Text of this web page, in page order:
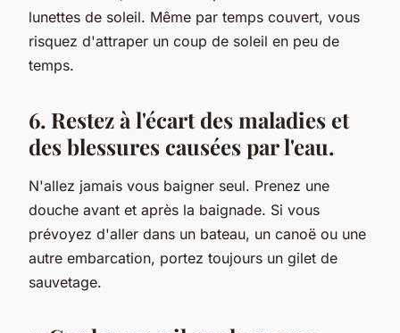
lunettes de soleil. Même par temps couvert, vous
risquez d'attraper un coup de soleil en peu de
temps.
6. Restez à l'écart des maladies et
des blessures causées par l'eau.
N'allez jamais vous baigner seul. Prenez une
douche avant et après la baignade. Si vous
prévoyez d'aller dans un bateau, un canoë ou une
autre embarcation, portez toujours un gilet de
sauvetage.